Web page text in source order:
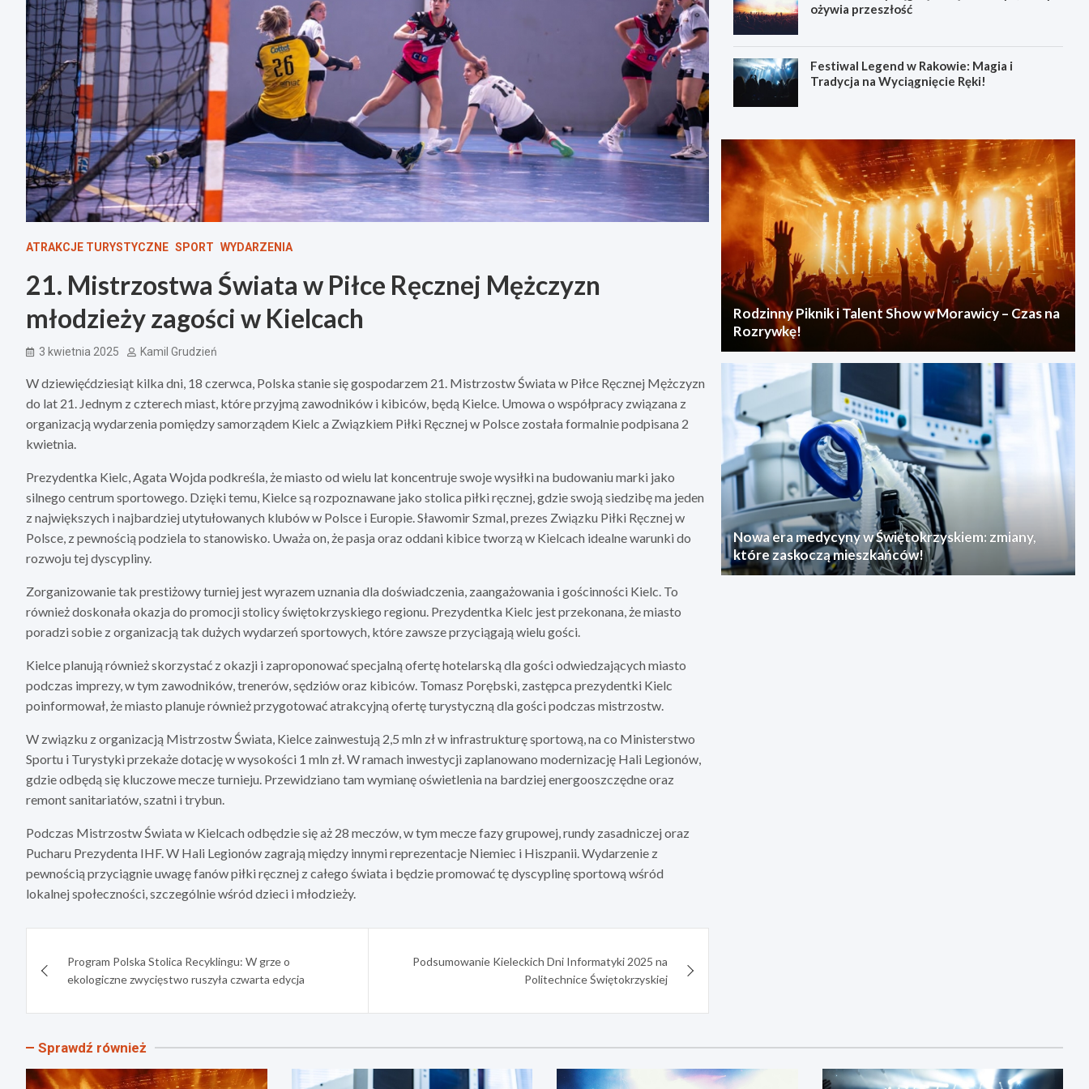
ATRAKCJE TURYSTYCZNE SPORT WYDARZENIA
21. Mistrzostwa Świata w Piłce Ręcznej Mężczyzn
młodzieży zagości w Kielcach
3 kwietnia 2025 Kamil Grudzień
W dziewięćdziesiąt kilka dni, 18 czerwca, Polska stanie się gospodarzem 21. Mistrzostw Świata w Piłce Ręcznej Mężczyzn
do lat 21. Jednym z czterech miast, które przyjmą zawodników i kibiców, będą Kielce. Umowa o współpracy związana z
organizacją wydarzenia pomiędzy samorządem Kielc a Związkiem Piłki Ręcznej w Polsce została formalnie podpisana 2
kwietnia.
Prezydentka Kielc, Agata Wojda podkreśla, że miasto od wielu lat koncentruje swoje wysiłki na budowaniu marki jako
silnego centrum sportowego. Dzięki temu, Kielce są rozpoznawane jako stolica piłki ręcznej, gdzie swoją siedzibę ma jeden
z największych i najbardziej utytułowanych klubów w Polsce i Europie. Sławomir Szmal, prezes Związku Piłki Ręcznej w
Polsce, z pewnością podziela to stanowisko. Uważa on, że pasja oraz oddani kibice tworzą w Kielcach idealne warunki do
rozwoju tej dyscypliny.
Zorganizowanie tak prestiżowy turniej jest wyrazem uznania dla doświadczenia, zaangażowania i gościnności Kielc. To
również doskonała okazja do promocji stolicy świętokrzyskiego regionu. Prezydentka Kielc jest przekonana, że miasto
poradzi sobie z organizacją tak dużych wydarzeń sportowych, które zawsze przyciągają wielu gości.
Kielce planują również skorzystać z okazji i zaproponować specjalną ofertę hotelarską dla gości odwiedzających miasto
podczas imprezy, w tym zawodników, trenerów, sędziów oraz kibiców. Tomasz Porębski, zastępca prezydentki Kielc
poinformował, że miasto planuje również przygotować atrakcyjną ofertę turystyczną dla gości podczas mistrzostw.
W związku z organizacją Mistrzostw Świata, Kielce zainwestują 2,5 mln zł w infrastrukturę sportową, na co Ministerstwo
Sportu i Turystyki przekaże dotację w wysokości 1 mln zł. W ramach inwestycji zaplanowano modernizację Hali Legionów,
gdzie odbędą się kluczowe mecze turnieju. Przewidziano tam wymianę oświetlenia na bardziej energooszczędne oraz
remont sanitariatów, szatni i trybun.
Podczas Mistrzostw Świata w Kielcach odbędzie się aż 28 meczów, w tym mecze fazy grupowej, rundy zasadniczej oraz
Pucharu Prezydenta IHF. W Hali Legionów zagrają między innymi reprezentacje Niemiec i Hiszpanii. Wydarzenie z
pewnością przyciągnie uwagę fanów piłki ręcznej z całego świata i będzie promować tę dyscyplinę sportową wśród
lokalnej społeczności, szczególnie wśród dzieci i młodzieży.
wpisuProgram Polska Stolica Recyklingu: W grze o
ekologiczne zwycięstwo ruszyła czwarta edycja
Podsumowanie Kieleckich Dni Informatyki 2025 na
Politechnice Świętokrzyskiej
ożywia przeszłość
Festiwal Legend w Rakowie: Magia i
Tradycja na Wyciągnięcie Ręki!
Rodzinny Piknik i Talent Show w Morawicy – Czas na
Rozrywkę!
Nowa era medycyny w Świętokrzyskiem: zmiany,
które zaskoczą mieszkańców!
Sprawdź również